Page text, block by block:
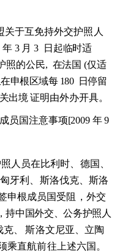
关于互免持外交护照人
年 3 月3
日起临时适
照的公民, 在法国 (仅适
申根区域每 180 日停留
出境 证明由外办开具。
员国注意事项[2009 年9
人员在比利时、德国、
匈牙利、斯洛伐克、斯洛
申根成员国受阻，外交
持中国外交、公务护照人
、
斯洛文尼亚、立陶
乘直航前往上述六国。